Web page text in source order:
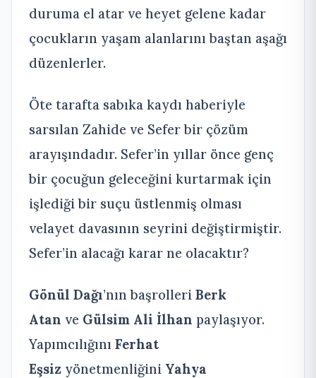
duruma el atar ve heyet gelene kadar
çocukların yaşam alanlarını baştan aşağı
düzenlerler.
Öte tarafta sabıka kaydı haberiyle
sarsılan Zahide ve Sefer bir çözüm
arayışındadır. Sefer’in yıllar önce genç
bir çocuğun geleceğini kurtarmak için
işlediği bir suçu üstlenmiş olması
velayet davasının seyrini değiştirmiştir.
Sefer’in alacağı karar ne olacaktır?
Gönül Dağı’nın başrolleri Berk
Atan ve Gülsim Ali İlhan paylaşıyor.
Yapımcılığını Ferhat
Eşsiz yönetmenliğini Yahya